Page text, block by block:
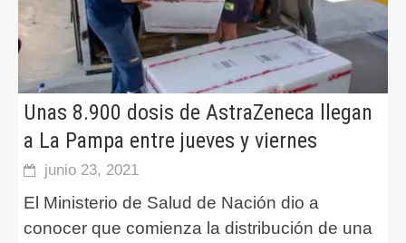
Unas 8.900 dosis de AstraZeneca llegan
a La Pampa entre jueves y viernes
junio 23, 2021
El Ministerio de Salud de Nación dio a
conocer que comienza la distribución de una